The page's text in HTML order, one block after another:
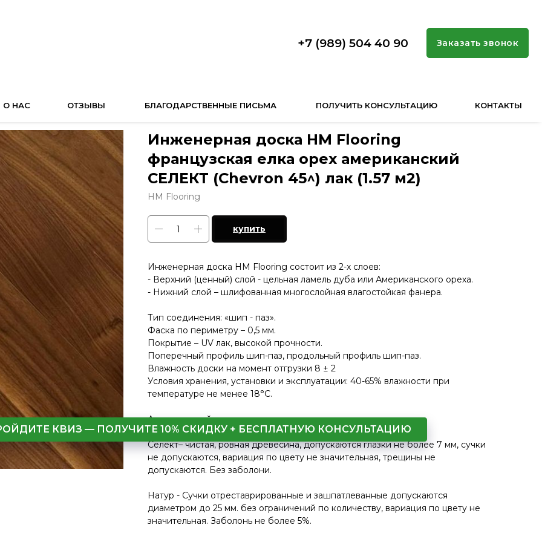
+7 (989) 504 40 90 Заказать звонок
О НАС КОНТАКТЫ
БЛАГОДАРСТВЕННЫЕ ПИСЬМА
ОТЗЫВЫ ПОЛУЧИТЬ КОНСУЛЬТАЦИЮ
Инженерная доска HM Flooring
французская елка орех американский
СЕЛЕКТ (Chevron 45^) лак (1.57 м2)
HM Flooring
купить
Инженерная доска HM Flooring состоит из 2-х слоев:
- Верхний (ценный) слой - цельная ламель дуба или Американского ореха.
- Нижний слой – шлифованная многослойная влагостойкая фанера.
Тип соединения: «шип - паз».
Фаска по периметру – 0,5 мм.
Покрытие – UV лак, высокой прочности.
Поперечный профиль шип-паз, продольный профиль шип-паз.
Влажность доски на момент отгрузки 8 ± 2
Условия хранения, установки и эксплуатации: 40-65% влажности при
температуре не менее 18°С.
Американский орех характеристика сортировок:
Селект– чистая, ровная древесина, допускаются глазки не более 7 мм, сучки
не допускаются, вариация по цвету не значительная, трещины не
допускаются. Без заболони.
Натур - Сучки отреставрированные и зашпатлеванные допускаются
диаметром до 25 мм. без ограничений по количеству, вариация по цвету не
значительная. Заболонь не более 5%.
КВИЗ — ПОЛУЧИТЕ 10% СКИДКУ + БЕСПЛАТНУЮ КОНСУЛЬТАЦИЮ